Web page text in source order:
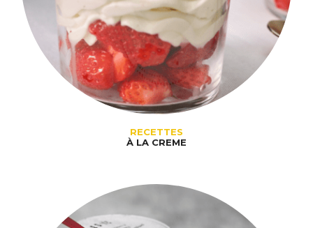
RECETTES
À LA CREME